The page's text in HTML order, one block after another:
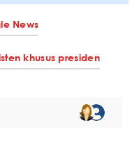
News
khusus presiden